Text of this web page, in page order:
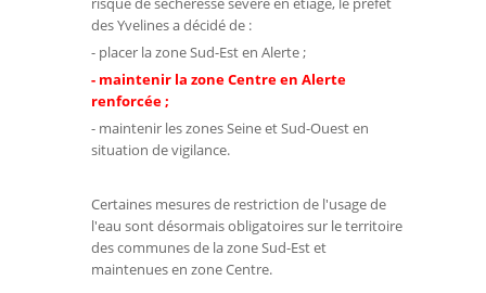
des Yvelines a décidé de :
- placer la zone Sud-Est en Alerte ;
- maintenir la zone Centre en Alerte
renforcée ;
- maintenir les zones Seine et Sud-Ouest en
situation de vigilance.
Certaines mesures de restriction de l'usage de
l'eau sont désormais obligatoires sur le territoire
des communes de la zone Sud-Est et
maintenues en zone Centre.